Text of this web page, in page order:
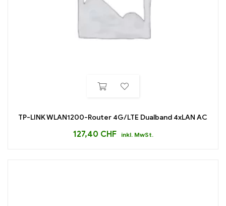
TP-LINK WLAN1200-Router 4G/LTE Dualband 4xLAN AC
127,40 CHF inkl. MwSt.